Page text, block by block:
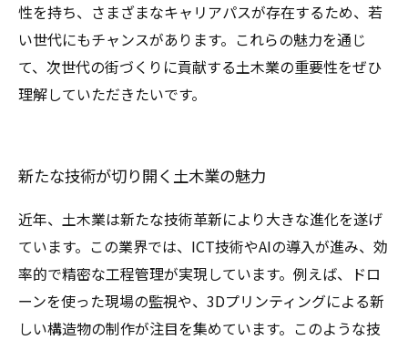
性を持ち、さまざまなキャリアパスが存在するため、若
い世代にもチャンスがあります。これらの魅力を通じ
て、次世代の街づくりに貢献する土木業の重要性をぜひ
理解していただきたいです。
新たな技術が切り開く土木業の魅力
近年、土木業は新たな技術革新により大きな進化を遂げ
ています。この業界では、ICT技術やAIの導入が進み、効
率的で精密な工程管理が実現しています。例えば、ドロ
ーンを使った現場の監視や、3Dプリンティングによる新
しい構造物の制作が注目を集めています。このような技